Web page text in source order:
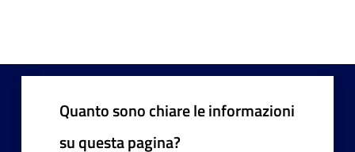
Quanto sono chiare le informazioni
su questa pagina?